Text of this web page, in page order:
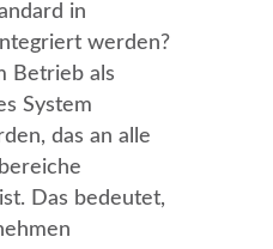
in
werden?
Betrieb als
System
das an alle
Das bedeutet,